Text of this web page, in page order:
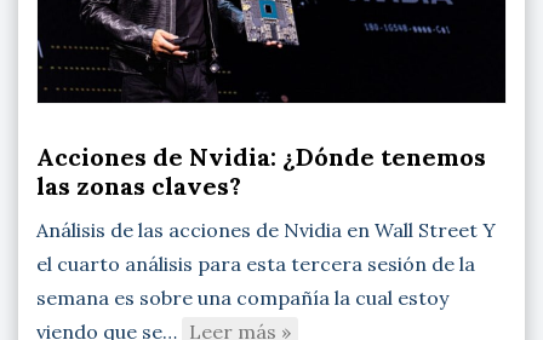
Acciones de Nvidia: ¿Dónde tenemos
las zonas claves?
Análisis de las acciones de Nvidia en Wall Street Y
el cuarto análisis para esta tercera sesión de la
semana es sobre una compañía la cual estoy
viendo que se… Leer más »